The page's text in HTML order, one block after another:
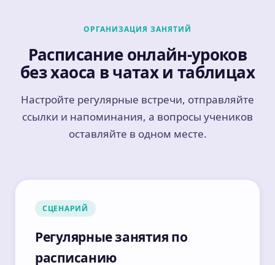
ОРГАНИЗАЦИЯ ЗАНЯТИЙ
Расписание онлайн-уроков
без хаоса в чатах и таблицах
Настройте регулярные встречи, отправляйте
ссылки и напоминания, а вопросы учеников
оставляйте в одном месте.
СЦЕНАРИЙ
Регулярные занятия по
расписанию